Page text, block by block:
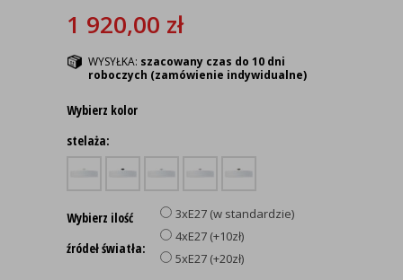
1 920,00 zł
WYSYŁKA: szacowany czas do 10 dni
roboczych (zamówienie indywidualne)
Wybierz kolor
stelaża:
Wybierz ilość
źródeł światła:
3xE27 (w standardzie)
4xE27 (+10zł)
5xE27 (+20zł)